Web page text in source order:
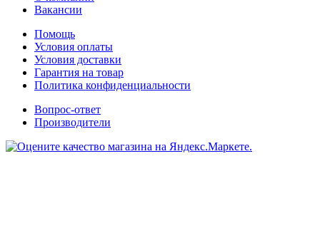
Вакансии
Помощь
Условия оплаты
Условия доставки
Гарантия на товар
Политика конфиденциальности
Вопрос-ответ
Производители